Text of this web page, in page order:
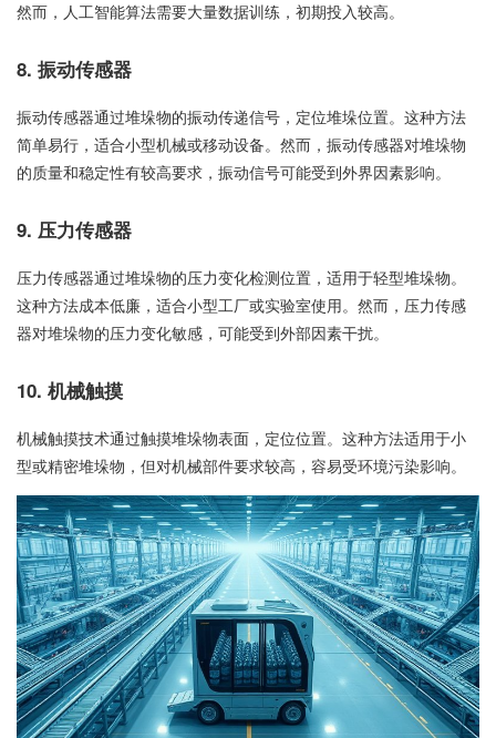
然而，人工智能算法需要大量数据训练，初期投入较高。
8. 振动传感器
振动传感器通过堆垛物的振动传递信号，定位堆垛位置。这种方法
简单易行，适合小型机械或移动设备。然而，振动传感器对堆垛物
的质量和稳定性有较高要求，振动信号可能受到外界因素影响。
9. 压力传感器
压力传感器通过堆垛物的压力变化检测位置，适用于轻型堆垛物。
这种方法成本低廉，适合小型工厂或实验室使用。然而，压力传感
器对堆垛物的压力变化敏感，可能受到外部因素干扰。
10. 机械触摸
机械触摸技术通过触摸堆垛物表面，定位位置。这种方法适用于小
型或精密堆垛物，但对机械部件要求较高，容易受环境污染影响。